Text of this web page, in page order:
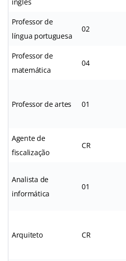
Professor de
língua portuguesa
02
Professor de
matemática
04
Professor de artes 01
Agente de
fiscalização
CR
Analista de
informática
01
Arquiteto CR